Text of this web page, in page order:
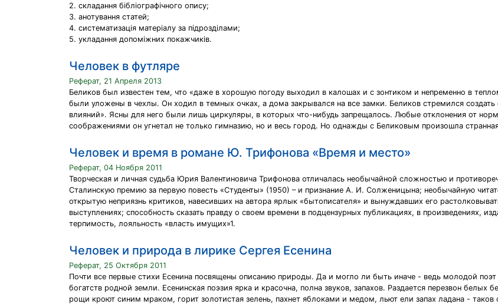
2. складання бібліографічного опису;
3. анотування статей;
4. систематизація матеріалу за підрозділами;
5. укладання допоміжних покажчиків.
Человек в футляре
Реферат, 21 Апреля 2013
Беликов был известен тем, что «даже в хорошую погоду выходил в калошах и с зонтиком и непременно в
были уложены в чехлы. Он ходил в темных очках, а дома закрывался на все замки. Беликов стремился
влияний». Ясны для него были лишь циркуляры, в которых что-нибудь запрещалось. Любые отклонения от
соображениями он угнетал не только гимназию, но и весь город. Но однажды с Беликовым произошла
Человек и время в романе Ю. Трифонова «Время и место»
Реферат, 04 Ноября 2011
Творческая и личная судьба Юрия Валентиновича Трифонова отличалась необычайной сложностью и
Сталинскую премию за первую повесть «Студенты» (1950) – и признание А. И. Солженицына; необычайную
открытую неприязнь критиков, навесивших на автора ярлык «бытописателя» и вынуждавших его
выступлениях; способность сказать правду о своем времени в подцензурных публикациях, в произведениях,
терпимость, лояльность «власть имущих»1.
Человек и природа в лирике Сергея Есенина
Реферат, 25 Октября 2011
Почти все первые стихи Есенина посвящены описанию природы. Да и могло ли быть иначе - ведь молодой
богатств родной земли. Есенинская поэзия ярка и красочна, полна звуков, запахов. Раздается перезвон
рощи кроют синим мраком, горит золотистая зелень, пахнет яблоками и медом, льют ели запах ладана -